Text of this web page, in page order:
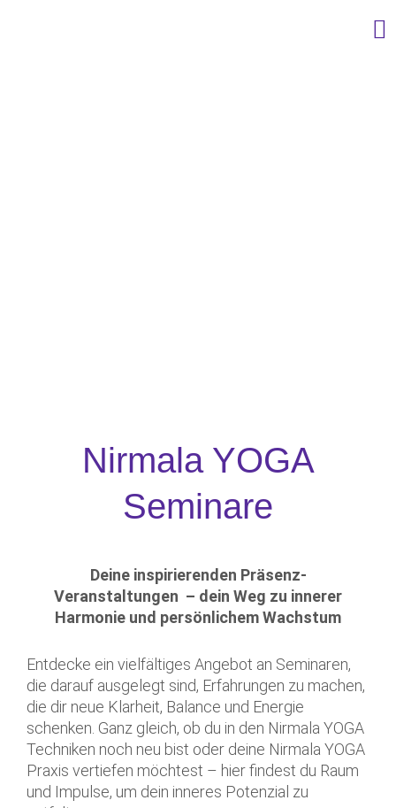
Nirmala YOGA
Seminare
Deine inspirierenden Präsenz-
Veranstaltungen – dein Weg zu innerer
Harmonie und persönlichem Wachstum
Entdecke ein vielfältiges Angebot an Seminaren,
die darauf ausgelegt sind, Erfahrungen zu machen,
die dir neue Klarheit, Balance und Energie
schenken. Ganz gleich, ob du in den Nirmala YOGA
Techniken noch neu bist oder deine Nirmala YOGA
Praxis vertiefen möchtest – hier findest du Raum
und Impulse, um dein inneres Potenzial zu